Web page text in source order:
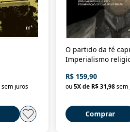
sem juros
O partido da fé
Imperialismo
Brasil
R$ 159,90
ou5X de R$ 31,98sem
Comprar